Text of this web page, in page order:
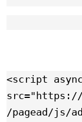
<script async
src="https://
/pagead/js/